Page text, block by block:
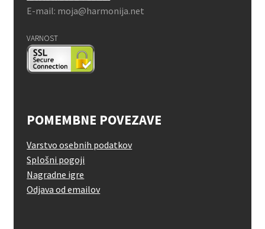
E-mail: moja@harmonija.net
VARNOST
POMEMBNE POVEZAVE
Varstvo osebnih podatkov
Splošni pogoji
Nagradne igre
Odjava od emailov